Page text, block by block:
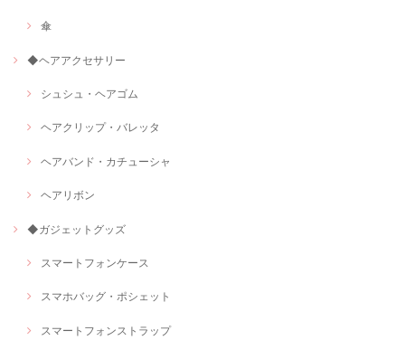
傘
◆ヘアアクセサリー
シュシュ・ヘアゴム
ヘアクリップ・バレッタ
ヘアバンド・カチューシャ
ヘアリボン
◆ガジェットグッズ
スマートフォンケース
スマホバッグ・ポシェット
スマートフォンストラップ